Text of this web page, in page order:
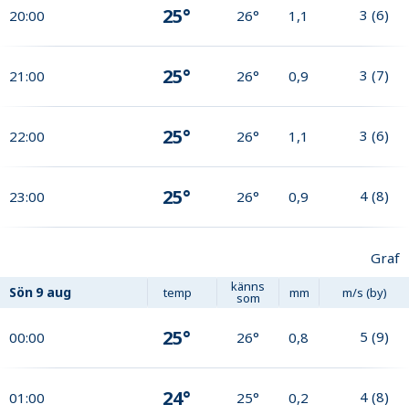
20:00 25° 26° 1,1 3 (6)
21:00 25° 26° 0,9 3 (7)
22:00 25° 26° 1,1 3 (6)
23:00 25° 26° 0,9 4 (8)
Graf
Sön 9 aug temp känns
som mm m/s (by)
00:00 25° 26° 0,8 5 (9)
01:00 24° 25° 0,2 4 (8)